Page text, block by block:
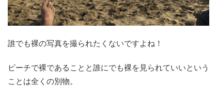
誰でも裸の写真を撮られたくないですよね！
ビーチで裸であることと誰にでも裸を見られていいという
ことは全くの別物。